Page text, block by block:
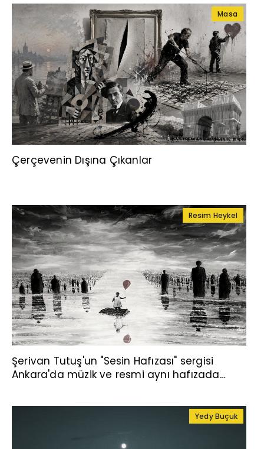
Masa
Çerçevenin Dışına Çıkanlar
Resim Heykel
Şerivan Tutuş'un "Sesin Hafızası" sergisi
Ankara'da müzik ve resmi aynı hafızada
Yedy Buçuk